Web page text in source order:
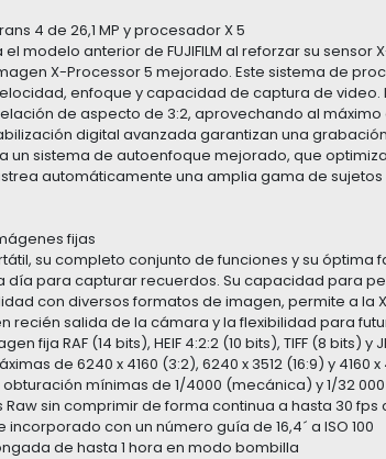
4 de 26,1 MP y procesador X 5
el modelo anterior de FUJIFILM al reforzar su sensor
X-Processor 5 mejorado. Este sistema de
enfoque y capacidad de captura de video.
de aspecto de 3:2, aprovechando al máximo
digital avanzada garantizan una
un sistema de autoenfoque mejorado, que
automáticamente una amplia gama de
fijas
su completo conjunto de funciones y su óptima
día para capturar recuerdos. Su capacidad para
con diversos formatos de imagen, permite a la
recién salida de la cámara y la flexibilidad para
fija RAF (14 bits), HEIF 4:2:2 (10 bits), TIFF (8 bits) y
de 6240 x 4160 (3:2), 6240 x 3512 (16:9) y 4160 x
mínimas de 1/4000 (mecánica) y 1/32
sin comprimir de forma continua a hasta 30 fps
con un número guía de 16,4´ a ISO 100
de hasta 1 hora en modo bombilla